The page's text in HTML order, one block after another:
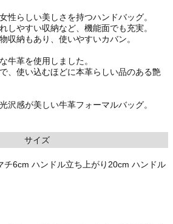
性らしい美しさを持つハンドバッグ。
しやすい収納など、機能面でも充実。
収納もあり、使いやすいカバン。
牛革を使用しました。
、使い込むほどに本革らしい品のある艶
沢感が美しい牛革フォーマルバッグ。
サイズ
チ6cm ハンドル立ち上がり20cm ハンドル